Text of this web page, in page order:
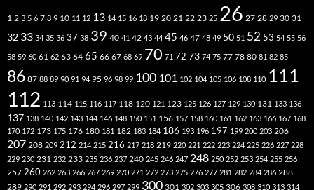
1 2 3 5 6 7 8 9 10 11 12 13 14 15 16 18 19 20 21 22 23 25 26 27 28 29 30 31
32 33 34 35 36 37 38 39 40 41 42 43 44 45 46 47 48 49 50 51 52 53 54 55 56
58 59 60 61 62 63 64 65 66 67 68 69 70 71 72 73 74 75 77 78 80 81 82 85
86 87 88 89 90 91 94 95 96 98 99 100 101 102 104 105 106 108 110 111
112 113 114 115 116 117 118 120 121 123 125 126 127 129 130 131 133 136
137 138 140 142 143 144 146 148 150 151 156 157 158 160 161 162 163 166 167 168
170 172 173 175 176 180 181 182 183 184 186 193 196 197 199 200 203 206
207 208 209 212 214 215 216 217 218 219 220 221 222 223 224 225 226 227 228
229 230 231 232 233 235 236 237 240 245 246 247 248 250 252 253 254 255 256
257 260 262 263 266 267 269 270 271 272 273 275 276 277 281 282 284 286 288
289 290 291 292 293 294 296 297 299 300 301 302 303 305 306 308 310 313 314